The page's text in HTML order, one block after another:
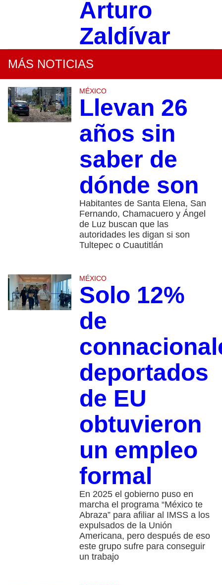
Arturo
Zaldívar
MÁS NOTICIAS
MÉXICO
Llevan 26
años sin
saber de
dónde son
Habitantes de Santa Elena, San
Fernando, Chamacuero y Ángel
de Luz buscan que las
autoridades les digan si son
Tultepec o Cuautitlán
MÉXICO
Solo 12%
de
deportados
de EU
obtuvieron
un empleo
formal
En 2025 el gobierno puso en
marcha el programa “México te
Abraza” para afiliar al IMSS a los
expulsados de la Unión
Americana, pero después de eso
este grupo sufre para conseguir
un trabajo